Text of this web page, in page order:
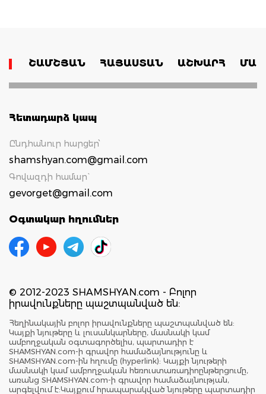
ՇԱՄՇՅԱՆ ՀԱՅԱՍՏԱՆ ԱՇԽԱՐՀ
Հետադարձ կապ
Ընդհանուր հարցեր՝
shamshyan.com@gmail.com
Գովազդի համար`
gevorget@gmail.com
Օգտակար հղումներ
© 2012-2023 SHAMSHYAN.com - Բոլոր
իրավունքները պաշտպանված են:
Հեղինակային բոլոր իրավունքները պաշտպանված են:
Կայքի նյութերը և լուսանկարները, մասնակի կամ
ամբողջական օգտագործելիս, պարտադիր է
SHAMSHYAN.com-ի գրավոր համաձայնությունը և
SHAMSHYAN.com-ին հղումը (hyperlink): Կայքի նյութերի
մասնակի կամ ամբողջական հեռուստառադիոընթերցումը,
առանց SHAMSHYAN.com-ի գրավոր համաձայնության,
արգելվում է:Կայքում հրապարակված նյութերը պարտադիր